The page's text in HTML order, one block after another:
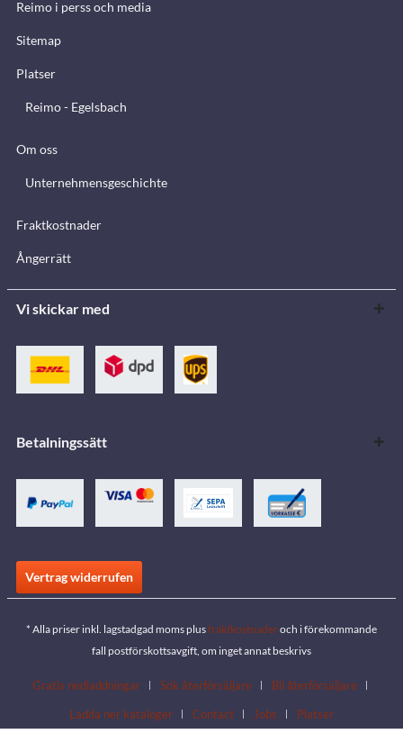
Reimo i perss och media
Sitemap
Platser
Reimo - Egelsbach
Om oss
Unternehmensgeschichte
Fraktkostnader
Ångerrätt
Vi skickar med
Betalningssätt
Vertrag widerrufen
* Alla priser inkl. lagstadgad moms plusfraktkostnaderoch i förekommande
fall postförskottsavgift, om inget annat beskrivs
Gratis nedladdningar Sök återförsäljare
Bli återförsäljare
Ladda ner kataloger
Contact Jobs Platser